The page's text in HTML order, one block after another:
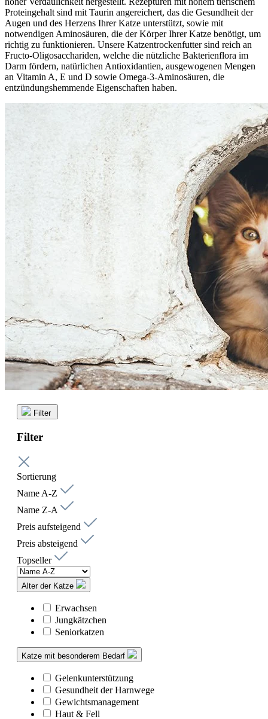
Proteingehalt sind mit Taurin angereichert, das die Gesundheit der
Augen und des Herzens Ihrer Katze unterstützt, sowie mit
notwendigen Aminosäuren, die der Körper Ihrer Katze benötigt, um
richtig zu funktionieren. Unsere Katzentrockenfutter sind reich an
Fructo-Oligosacchariden, welche die nützliche Bakterienflora im
Darm fördern, natürlichen Antioxidantien, ausgewogenen Mengen
an Vitamin A, E und D sowie Omega-3-Aminosäuren, die
entzündungshemmende Eigenschaften haben.
Filter
Filter
Sortierung
Name A-Z
Name Z-A
Preis aufsteigend
Preis absteigend
Topseller
Alter der Katze
Erwachsen
Jungkätzchen
Seniorkatzen
Katze mit besonderem Bedarf
Gelenkunterstützung
Gesundheit der Harnwege
Gewichtsmanagement
Haut & Fell